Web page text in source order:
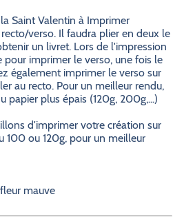
Saint Valentin à Imprimer
verso. Il faudra plier en deux le
un livret. Lors de l'impression
imprimer le verso, une fois le
également imprimer le verso sur
au recto. Pour un meilleur rendu,
papier plus épais (120g, 200g,...)
d'imprimer votre création sur
100 ou 120g, pour un meilleur
mauve